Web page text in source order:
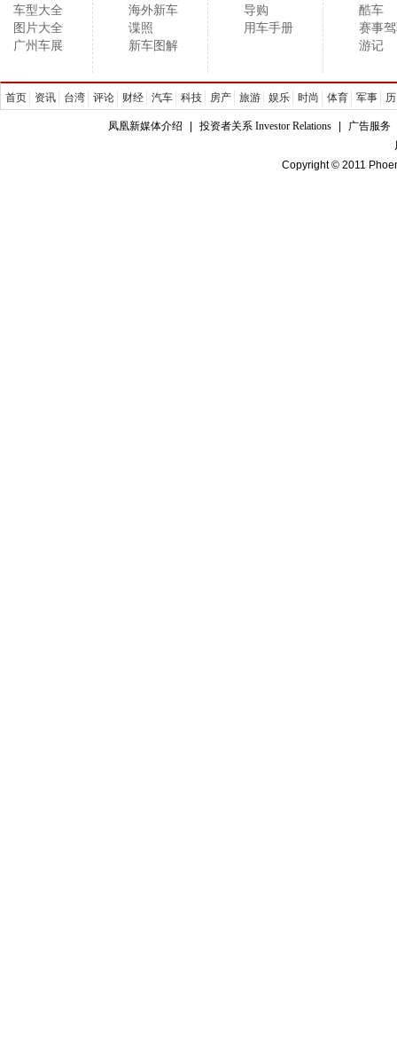
车型大全
图片大全
广州车展
海外新车
谍照
新车图解
导购
用车手册
酷车
赛事
游记
首页 资讯 台湾 评论 财经 汽车 科技 房产 旅游 娱乐 时尚 体育 军事
凤凰新媒体介绍 投资者关系 Investor Relations
广告服务
Copyright © 2011